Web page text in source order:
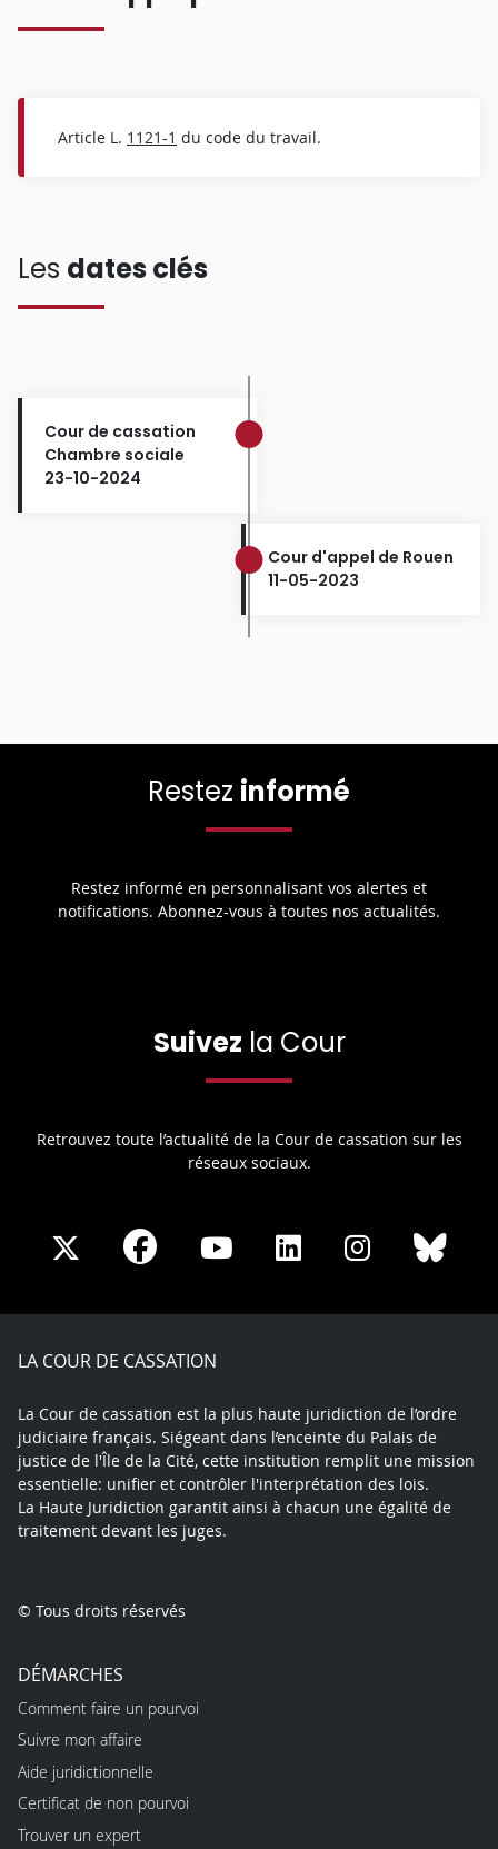
Article L. 1121-1 du code du travail.
Les dates clés
Cour de cassation
Chambre sociale
23-10-2024
Cour d'appel de Rouen
11-05-2023
Restez informé
Restez informé en personnalisant vos alertes et
notifications. Abonnez-vous à toutes nos actualités.
Suivez la Cour
Retrouvez toute l’actualité de la Cour de cassation sur les
réseaux sociaux.
Share
X
Share
Facebook
Share
Youtube
Share
LinkedIn
Share
Instagram
LA COUR DE CASSATION
La Cour de cassation est la plus haute juridiction de l’ordre
judiciaire français. Siégeant dans l’enceinte du Palais de
justice de l'Île de la Cité, cette institution remplit une mission
essentielle: unifier et contrôler l'interprétation des lois.
La Haute Juridiction garantit ainsi à chacun une égalité de
traitement devant les juges.
© Tous droits réservés
DÉMARCHES
Comment faire un pourvoi
Suivre mon affaire
Aide juridictionnelle
Certificat de non pourvoi
Trouver un expert